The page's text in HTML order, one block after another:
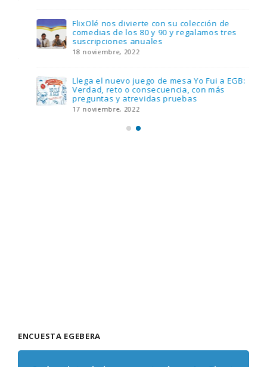
FlixOlé nos divierte con su colección de
comedias de los 80 y 90 y regalamos tres
suscripciones anuales
18 noviembre, 2022
Llega el nuevo juego de mesa Yo Fui a EGB:
Verdad, reto o consecuencia, con más
preguntas y atrevidas pruebas
17 noviembre, 2022